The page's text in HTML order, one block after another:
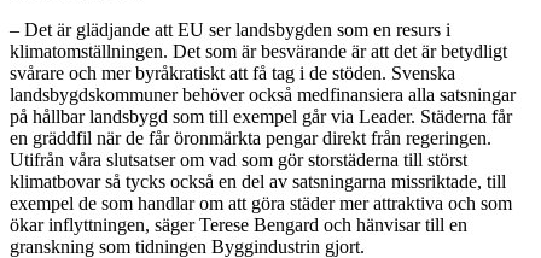
– Det är glädjande att EU ser landsbygden som en resurs i
klimatomställningen. Det som är besvärande är att det är betydligt
svårare och mer byråkratiskt att få tag i de stöden. Svenska
landsbygdskommuner behöver också medfinansiera alla satsningar
på hållbar landsbygd som till exempel går via Leader. Städerna får
en gräddfil när de får öronmärkta pengar direkt från regeringen.
Utifrån våra slutsatser om vad som gör storstäderna till störst
klimatbovar så tycks också en del av satsningarna missriktade, till
exempel de som handlar om att göra städer mer attraktiva och som
ökar inflyttningen, säger Terese Bengard och hänvisar till en
granskning som tidningen Byggindustrin gjort.